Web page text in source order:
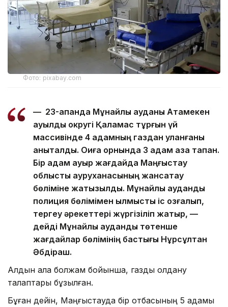
Фото: pixabay.com
— 23-ақпанда Мұнайлы ауданы Атамекен
ауылдық округі Қаламқас тұрғын үй
массивінде 4 адамның газдан уланғаны
анықталды. Оқиға орнында 3 адам қаза тапқан.
Бір адам ауыр жағдайда Маңғыстау
облыстық ауруханасының жансақтау
бөліміне жатқызылды. Мұнайлы аудандық
полиция бөлімімен қылмыстық іс қозғалып,
тергеу әрекеттері жүргізіліп жатыр, —
дейді Мұнайлы аудандық төтенше
жағдайлар бөлімінің бастығы Нұрсұлтан
Әбдіраш.
Алдын ала болжам бойынша, газды қолдану
талаптары бұзылған.
Бұған дейін, Маңғыстауда бір отбасының 5 адамы